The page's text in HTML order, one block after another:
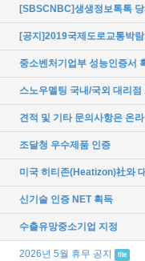
[SBSCNBC]생생정보톡톡
[공지]2019국제도로교통박람
중소벤처기업부 성능인증서
스노우멜팅 국내/국외 대리점
견적 및 기타 문의사항은 온
조달청 우수제품 인증
미국 히티존(Heatizon)社와
신기술 인증 NET 획득
수출유망중소기업 지정
2026년 5월 휴무 공지 file